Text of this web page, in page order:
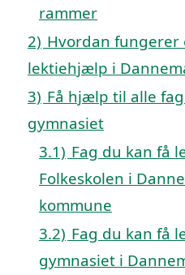
rammer
2) Hvordan fungerer
lektiehjælp i
3) Få hjælp til alle
gymnasiet
3.1) Fag du kan få
Folkeskolen i
kommune
3.2) Fag du kan få
gymnasiet i